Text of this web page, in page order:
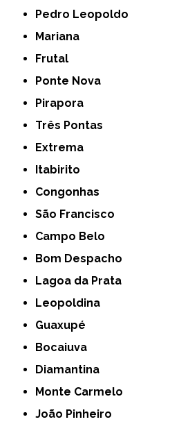
Pedro Leopoldo
Mariana
Frutal
Ponte Nova
Pirapora
Três Pontas
Extrema
Itabirito
Congonhas
São Francisco
Campo Belo
Bom Despacho
Lagoa da Prata
Leopoldina
Guaxupé
Bocaiuva
Diamantina
Monte Carmelo
João Pinheiro